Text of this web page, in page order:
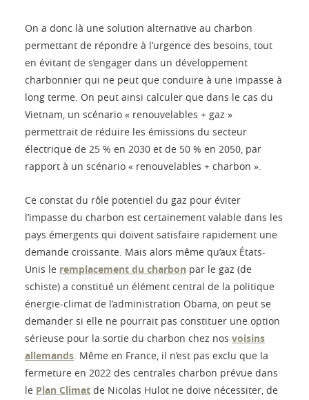
On a donc là une solution alternative au charbon
permettant de répondre à l’urgence des besoins, tout
en évitant de s’engager dans un développement
charbonnier qui ne peut que conduire à une impasse à
long terme. On peut ainsi calculer que dans le cas du
Vietnam, un scénario « renouvelables + gaz »
permettrait de réduire les émissions du secteur
électrique de 25 % en 2030 et de 50 % en 2050, par
rapport à un scénario « renouvelables + charbon ».
Ce constat du rôle potentiel du gaz pour éviter
l’impasse du charbon est certainement valable dans les
pays émergents qui doivent satisfaire rapidement une
demande croissante. Mais alors même qu’aux États-
Unis le remplacement du charbon par le gaz (de
schiste) a constitué un élément central de la politique
énergie-climat de l’administration Obama, on peut se
demander si elle ne pourrait pas constituer une option
sérieuse pour la sortie du charbon chez nos voisins
allemands. Même en France, il n’est pas exclu que la
fermeture en 2022 des centrales charbon prévue dans
le Plan Climat de Nicolas Hulot ne doive nécessiter, de